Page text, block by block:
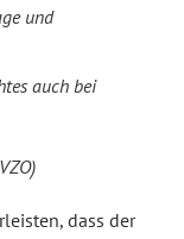
und
auch bei
dass der